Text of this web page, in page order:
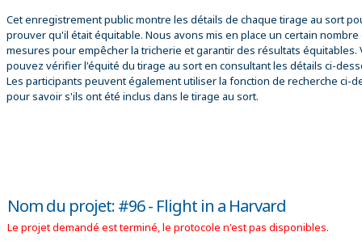
Cet enregistrement public montre les détails de chaque tirage au sort
prouver qu'il était équitable. Nous avons mis en place un certain nombre
mesures pour empêcher la tricherie et garantir des résultats équitables.
pouvez vérifier l'équité du tirage au sort en consultant les détails ci-
Les participants peuvent également utiliser la fonction de recherche ci-
pour savoir s'ils ont été inclus dans le tirage au sort.
Nom du projet: #96 - Flight in a Harvard
Le projet demandé est terminé, le protocole n'est pas disponibles.